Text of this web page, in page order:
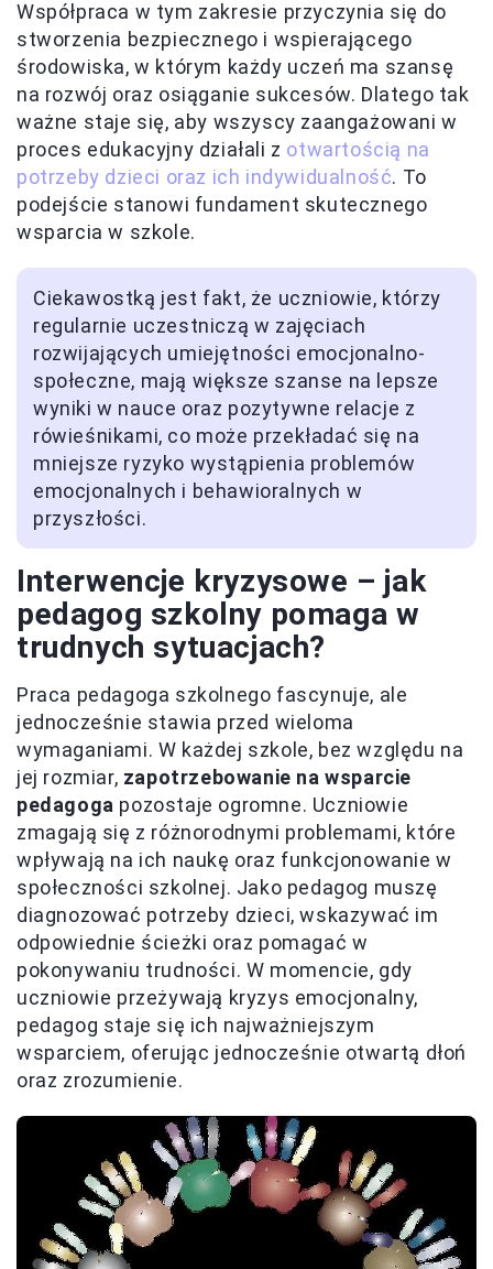
Współpraca w tym zakresie przyczynia się do
stworzenia bezpiecznego i wspierającego
środowiska, w którym każdy uczeń ma szansę
na rozwój oraz osiąganie sukcesów. Dlatego tak
ważne staje się, aby wszyscy zaangażowani w
proces edukacyjny działali z otwartością na
potrzeby dzieci oraz ich indywidualność. To
podejście stanowi fundament skutecznego
wsparcia w szkole.
Ciekawostką jest fakt, że uczniowie, którzy
regularnie uczestniczą w zajęciach
rozwijających umiejętności emocjonalno-
społeczne, mają większe szanse na lepsze
wyniki w nauce oraz pozytywne relacje z
rówieśnikami, co może przekładać się na
mniejsze ryzyko wystąpienia problemów
emocjonalnych i behawioralnych w
przyszłości.
Interwencje kryzysowe – jak
pedagog szkolny pomaga w
trudnych sytuacjach?
Praca pedagoga szkolnego fascynuje, ale
jednocześnie stawia przed wieloma
wymaganiami. W każdej szkole, bez względu na
jej rozmiar, zapotrzebowanie na wsparcie
pedagoga pozostaje ogromne. Uczniowie
zmagają się z różnorodnymi problemami, które
wpływają na ich naukę oraz funkcjonowanie w
społeczności szkolnej. Jako pedagog muszę
diagnozować potrzeby dzieci, wskazywać im
odpowiednie ścieżki oraz pomagać w
pokonywaniu trudności. W momencie, gdy
uczniowie przeżywają kryzys emocjonalny,
pedagog staje się ich najważniejszym
wsparciem, oferując jednocześnie otwartą dłoń
oraz zrozumienie.